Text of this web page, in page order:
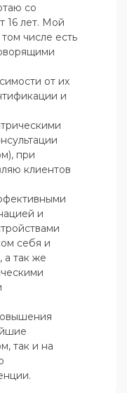
со
16 лет. Мой
числе есть
от их
и
при
клиентов
и
себя и
а так же
так и на